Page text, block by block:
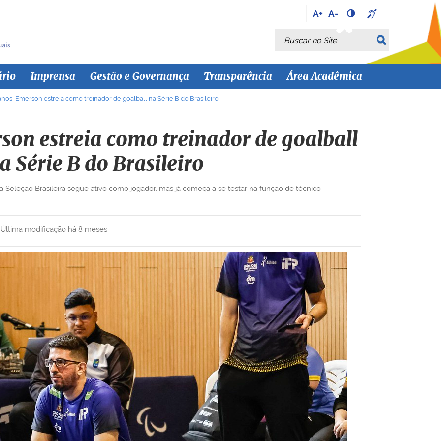
A+ A-
Busca
Busca Avançada…
Imprensa Gestão e Governança Transparência Área Acadêmica
Emerson estreia como treinador de goalball na Série B do Brasileiro
estreia como treinador de goalball
Série B do Brasileiro
Última modificação há 8 meses
Brasileira segue ativo como jogador, mas já começa a se testar na função de técnico